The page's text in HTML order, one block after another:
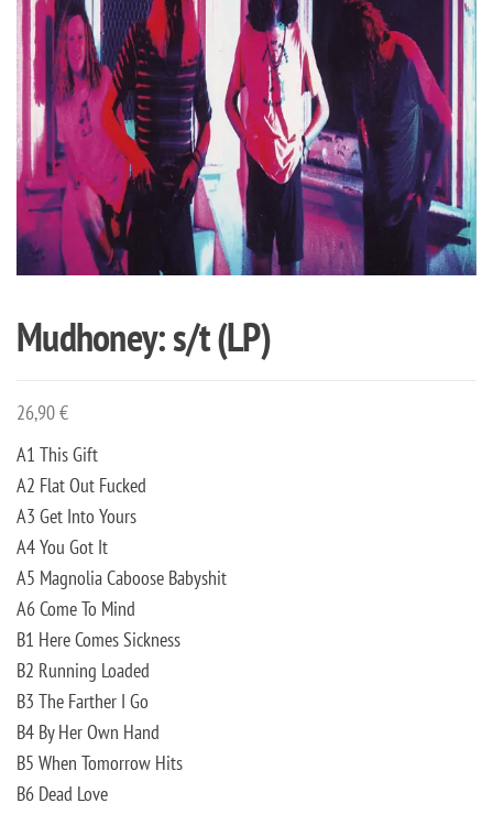
Mudhoney: s/t (LP)
26,90€
A1 This Gift
A2 Flat Out Fucked
A3 Get Into Yours
A4 You Got It
A5 Magnolia Caboose Babyshit
A6 Come To Mind
B1 Here Comes Sickness
B2 Running Loaded
B3 The Farther I Go
B4 By Her Own Hand
B5 When Tomorrow Hits
B6 Dead Love